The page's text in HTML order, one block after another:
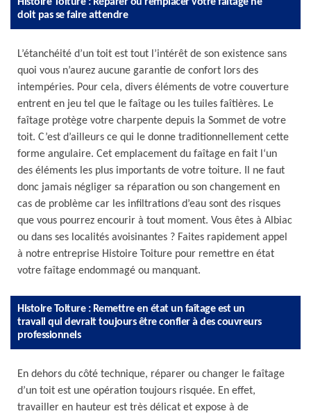
doit pas se faire attendre
L’étanchéité d’un toit est tout l’intérêt de son existence sans
quoi vous n’aurez aucune garantie de confort lors des
intempéries. Pour cela, divers éléments de votre couverture
entrent en jeu tel que le faîtage ou les tuiles faîtières. Le
faîtage protège votre charpente depuis la Sommet de votre
toit. C’est d’ailleurs ce qui le donne traditionnellement cette
forme angulaire. Cet emplacement du faîtage en fait l‘un
des éléments les plus importants de votre toiture. Il ne faut
donc jamais négliger sa réparation ou son changement en
cas de problème car les infiltrations d’eau sont des risques
que vous pourrez encourir à tout moment. Vous êtes à Albiac
ou dans ses localités avoisinantes ? Faites rapidement appel
à notre entreprise Histoire Toiture pour remettre en état
votre faîtage endommagé ou manquant.
Histoire Toiture : Remettre en état un faîtage est un
travail qui devrait toujours être confier à des couvreurs
professionnels
En dehors du côté technique, réparer ou changer le faîtage
d’un toit est une opération toujours risquée. En effet,
travailler en hauteur est très délicat et expose à de